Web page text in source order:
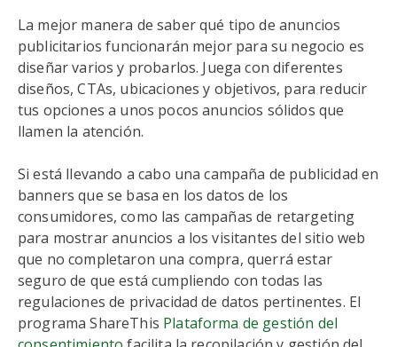
La mejor manera de saber qué tipo de anuncios
publicitarios funcionarán mejor para su negocio es
diseñar varios y probarlos. Juega con diferentes
diseños, CTAs, ubicaciones y objetivos, para reducir
tus opciones a unos pocos anuncios sólidos que
llamen la atención.
Si está llevando a cabo una campaña de publicidad en
banners que se basa en los datos de los
consumidores, como las campañas de retargeting
para mostrar anuncios a los visitantes del sitio web
que no completaron una compra, querrá estar
seguro de que está cumpliendo con todas las
regulaciones de privacidad de datos pertinentes. El
programa ShareThis Plataforma de gestión del